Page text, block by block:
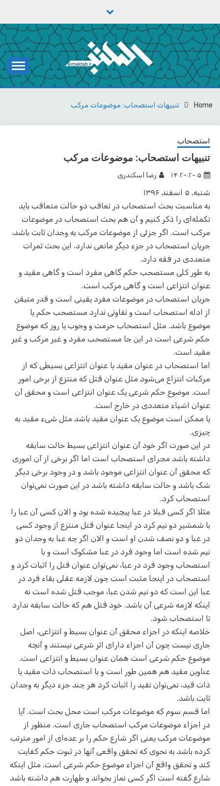
content
مکتب
یادداشت‌های رضا اسکندری
Home تنبیهات استصحاب: موضوعات مرکب
استصحاب
تنبیهات استصحاب: موضوعات مرکب
۱۴۰۲-۰۲-۰۵ رضا اسکندری
شنبه, ۵ اسفند ۱۳۹۶
به مناسبت بحث استصحاب در تعاقب دو حالت متعاقب باید
تکمله‌ای را ذکر کنیم و آن هم بحث استصحاب در موضوعات
مرکب است. اگر جزئی از موضوعات مرکب به وجدان ثابت باشد،
جریان استصحاب در جزء دیگر مانعی ندارد. این بحث ثمرات
متعددی در فقه دارد.
به طور کلی مستصحب حکم گاهی مفرد است و گاهی مقید و
عنوان انتزاعی است و گاهی مرکب است.
جریان استصحاب در موضوعات مفرد یقینی است و قدر متیقن
از ادله استصحاب است و تفاوتی ندارد مستصحب حکم یا
موضوع باشد. مثل استصحاب حرمت و وجوب یا روز که موضوع
حکم شرعی است در این جا مستصحب مفرد و غیر مرکب و غیر
مقید است.
اما استصحاب در عنوان مقید یا عنوان انتزاعی بسیطی که از
مرکبات انتزاع می‌شود مثل عنوان قتل که منتزع از برخی امور
است. موضوع حکم شرعی یک عنوان انتزاعی است و محقق آن
عنوان اشیاء متعددی در خارج است.
یا ممکن است موضوع یک عنوان مقید باشد مثل شیء مقید به
چیزی.
در این صورت اگر خود آن عنوان انتزاعی بسیط حالت سابقه
داشته باشد مجرای استصحاب است اما اگر برخی از آن اموری
که محقق آن عنوان انتزاعی موجود باشد و در وجود برخی دیگر
شک باشد و حالت سابقه داشته باشد در این صورت نمی‌توان
استصحاب کرد.
مثلا اگر کسی قبلا در عبا پیچیده شده بود و الان کسی آن عبا را
با شمشیر دو نیم کرد در اینجا عنوان قتل منتزع از وجود کسی
در عبا و دو نصف شدن او است و الان اگر چه عبا به وجدان دو
نیم شده است اما وجود فرد در عبا مشکوک است و با
استصحاب وجود فرد در عبا، نمی‌توان عنوان قتل را اثبات کرد و
استصحاب در اینجا مثبت است چون لازمه عقلی بقاء فرد در
عبا این است که دو نیم شدن عبا، موجب قتل شده است نه
اینکه لازمه شرعی آن باشد. خود قتل هم که حالت سابقه ندارد
تا استصحاب شود.
خلاصه اینکه در اجزاء محقق آن عنوان بسیط و انتزاعی، اصل
جاری نیست چون آن اجزاء دارای اثر شرعی نیستند و آنچه
موضوع حکم شرعی است همان عنوان بسیط و انتزاعی است.
عناوین مقید هم همین طور است و با استصحاب ذات مقید یا
ذات قید، نمی‌توان تقید را اثبات کرد هر چند جزء دیگر به وجدان
ثابت باشد.
اما قسم سوم که موضوعات مرکب است محل بحث است. آیا
در اجزاء موضوعات مرکب استصحاب جاری است. منظور از
موضوعات مرکب یعنی اگر شارع حکم را بر عده‌ای از امور مترتب
کرده باشد به نحوی که تحقق واقعی آنها در ثبوت حکم کفایت
کند و تحقق واقع آن اجزاء موضوع حکم شرعی است. مثل اینکه
شارع گفته است اگر کسی نماز بخواند و طهارت هم داشته باشد